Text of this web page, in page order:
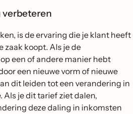
verbeteren
is de ervaring die je klant heeft
zaak koopt. Als je de
een of andere manier hebt
een nieuwe vorm of nieuwe
dit leiden tot een verandering in
je dit tarief ziet dalen,
deze daling in inkomsten